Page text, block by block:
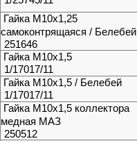
Гайка М10х1,25
самоконтрящаяся / Белебей
251646
Гайка М10х1,5
1/17017/11
Гайка М10х1,5 / Белебей
1/17017/11
Гайка М10х1,5 коллектора
медная МАЗ
250512